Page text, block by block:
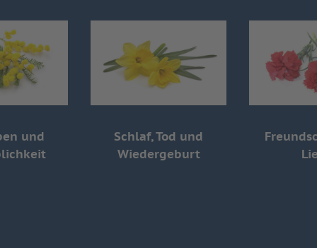
und
Schlaf, Tod und
Wiedergeburt